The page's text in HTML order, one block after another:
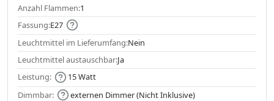
Anzahl Flammen:1
Fassung:E27
Leuchtmittel im Lieferumfang:Nein
Leuchtmittel austauschbar:Ja
Leistung:
15 Watt
Dimmbar:
externen Dimmer (Nicht Inklusive)